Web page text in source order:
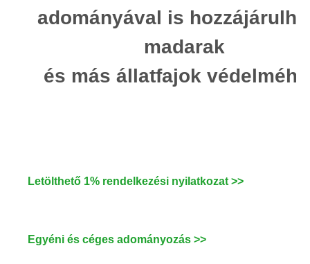
adományával is
madarak
és más állatfajok
Letölthető 1% rendelkezési nyilatkozat >>
Egyéni és céges adományozás >>